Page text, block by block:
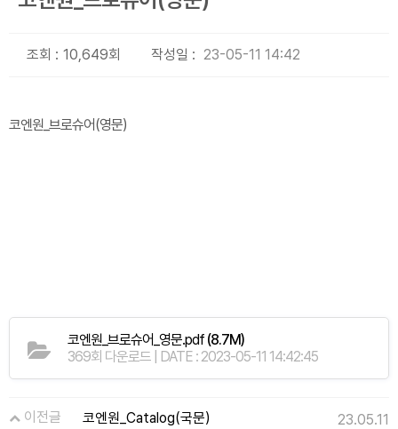
조회 : 10,649회 작성일 : 23-05-11 14:42
코엔원_브로슈어(영문)
코엔원_브로슈어_영문.pdf (8.7M)
369회 다운로드 | DATE : 2023-05-11 14:42:45
이전글 코엔원_Catalog(국문) 23.05.11